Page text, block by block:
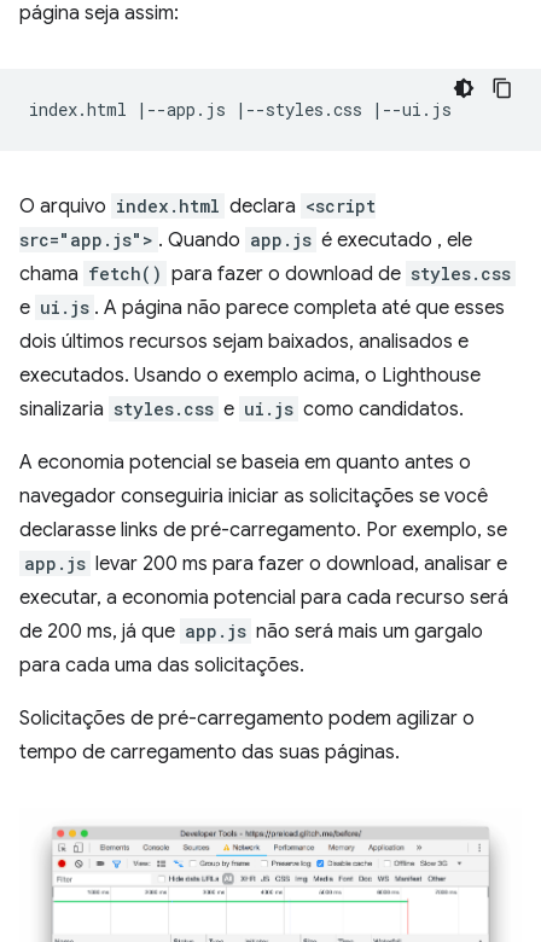
página seja assim:
O arquivo index.html declara <script
src="app.js"> . Quando app.js é executado , ele
chama fetch() para fazer o download de styles.css
e ui.js . A página não parece completa até que esses
dois últimos recursos sejam baixados, analisados e
executados. Usando o exemplo acima, o Lighthouse
sinalizaria styles.css e ui.js como candidatos.
A economia potencial se baseia em quanto antes o
navegador conseguiria iniciar as solicitações se você
declarasse links de pré-carregamento. Por exemplo, se
app.js levar 200 ms para fazer o download, analisar e
executar, a economia potencial para cada recurso será
de 200 ms, já que app.js não será mais um gargalo
para cada uma das solicitações.
Solicitações de pré-carregamento podem agilizar o
tempo de carregamento das suas páginas.